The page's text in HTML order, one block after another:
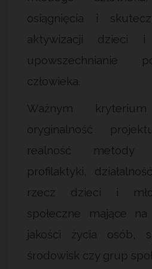
osiągnięcia i
aktywizacji dzieci i
upowszechnianie
człowieka.
Ważnym
oryginalność
realność metody
profilaktyki,
rzecz dzieci i
społeczne mające
jakości życia osób,
środowisk czy grup